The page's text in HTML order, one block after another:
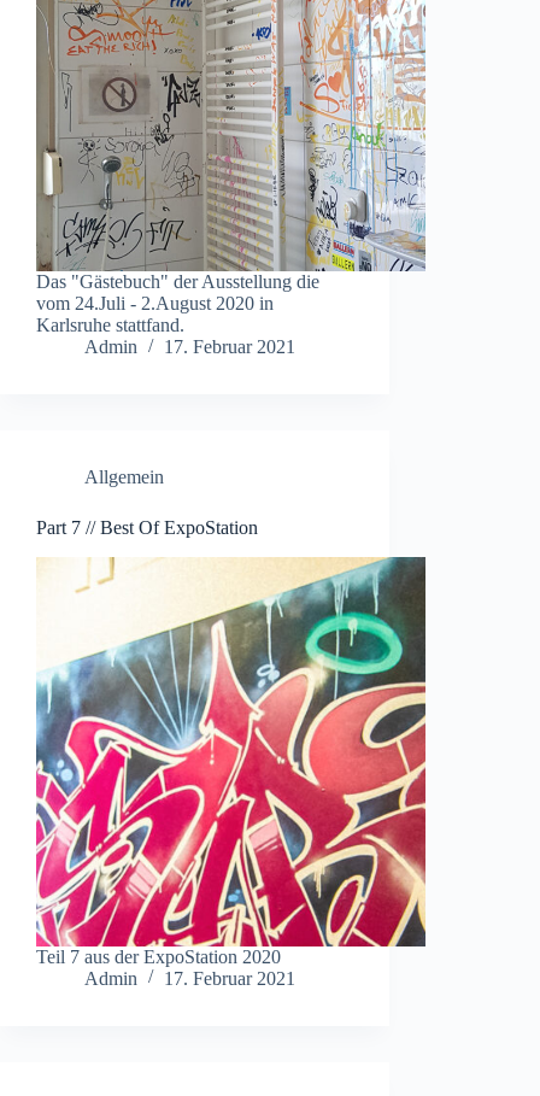
Das "Gästebuch" der Ausstellung die
vom 24.Juli - 2.August 2020 in
Karlsruhe stattfand.
Admin
17. Februar 2021
Allgemein
Part 7 // Best Of ExpoStation
Teil 7 aus der ExpoStation 2020
Admin
17. Februar 2021